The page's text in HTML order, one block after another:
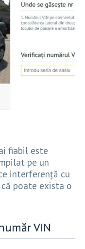
fiabil este
pe un
interferență cu
poate exista o
VIN